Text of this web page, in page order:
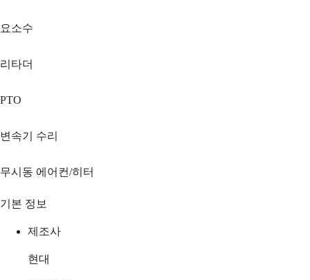
요소수
리타더
PTO
변속기 수리
무시동 에어컨/히터
기본 정보
제조사
현대